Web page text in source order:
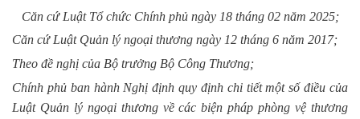
Căn cứ Luật Tổ chức Chính phủ ngày 18 tháng 02 năm 2025;
Căn cứ Luật Quản lý ngoại thương ngày 12 tháng 6 năm 2017;
Theo đề nghị của Bộ trưởng Bộ Công Thương;
Chính phủ ban hành Nghị định quy định chi tiết một số điều của
Luật Quản lý ngoại thương về các biện pháp phòng vệ thương